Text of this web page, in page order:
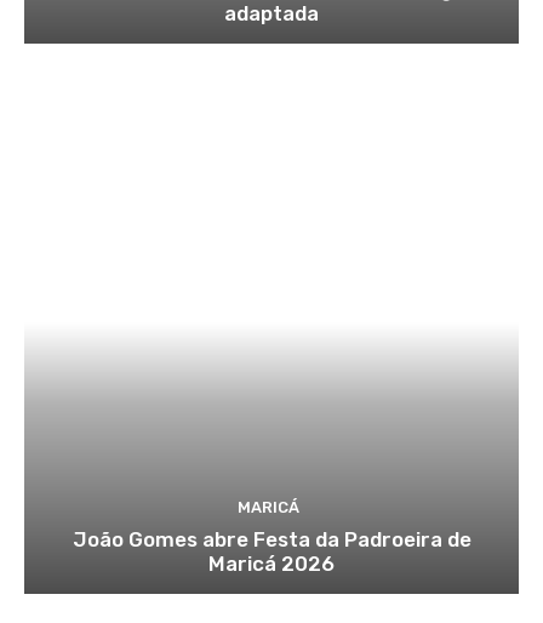
adaptada
MARICÁ
João Gomes abre Festa da Padroeira de
Maricá 2026